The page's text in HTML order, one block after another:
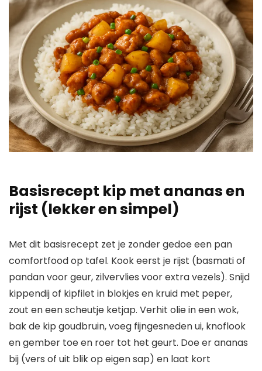
Basisrecept kip met ananas en
rijst (lekker en simpel)
Met dit basisrecept zet je zonder gedoe een pan
comfortfood op tafel. Kook eerst je rijst (basmati of
pandan voor geur, zilvervlies voor extra vezels). Snijd
kippendij of kipfilet in blokjes en kruid met peper,
zout en een scheutje ketjap. Verhit olie in een wok,
bak de kip goudbruin, voeg fijngesneden ui, knoflook
en gember toe en roer tot het geurt. Doe er ananas
bij (vers of uit blik op eigen sap) en laat kort